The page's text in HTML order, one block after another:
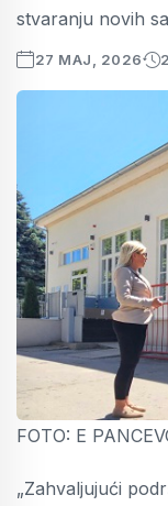
stvaranju novih
27 MAJ, 2026
FOTO: E
„Zahvaljujući